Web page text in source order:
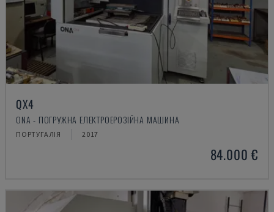
QX4
ONA - ПОГРУЖНА ЕЛЕКТРОЕРОЗІЙНА МАШИНА
ПОРТУГАЛІЯ 2017
84.000 €